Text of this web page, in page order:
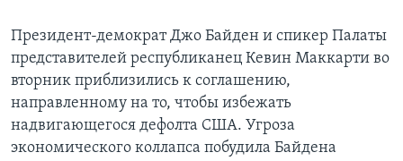
Президент-демократ Джо Байден и спикер Палаты
представителей республиканец Кевин Маккарти во
вторник приблизились к соглашению,
направленному на то, чтобы избежать
надвигающегося дефолта США. Угроза
экономического коллапса побудила Байдена